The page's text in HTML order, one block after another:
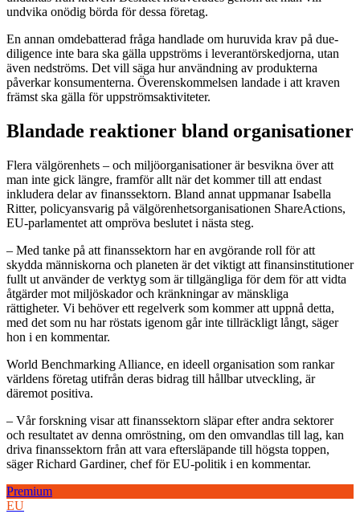
undvika onödig börda för dessa företag.
En annan omdebatterad fråga handlade om huruvida krav på due-
diligence inte bara ska gälla uppströms i leverantörskedjorna, utan
även nedströms. Det vill säga hur användning av produkterna
påverkar konsumenterna. Överenskommelsen landade i att kraven
främst ska gälla för uppströmsaktiviteter.
Blandade reaktioner bland organisationer
Flera välgörenhets – och miljöorganisationer är besvikna över att
man inte gick längre, framför allt när det kommer till att endast
inkludera delar av finanssektorn. Bland annat uppmanar Isabella
Ritter, policyansvarig på välgörenhetsorganisationen ShareActions,
EU-parlamentet att ompröva beslutet i nästa steg.
– Med tanke på att finanssektorn har en avgörande roll för att
skydda människorna och planeten är det viktigt att finansinstitutioner
fullt ut använder de verktyg som är tillgängliga för dem för att vidta
åtgärder mot miljöskador och kränkningar av mänskliga
rättigheter. Vi behöver ett regelverk som kommer att uppnå detta,
med det som nu har röstats igenom går inte tillräckligt långt, säger
hon i en kommentar.
World Benchmarking Alliance, en ideell organisation som rankar
världens företag utifrån deras bidrag till hållbar utveckling, är
däremot positiva.
– Vår forskning visar att finanssektorn släpar efter andra sektorer
och resultatet av denna omröstning, om den omvandlas till lag, kan
driva finanssektorn från att vara eftersläpande till högsta toppen,
säger Richard Gardiner, chef för EU-politik i en kommentar.
Premium
EU